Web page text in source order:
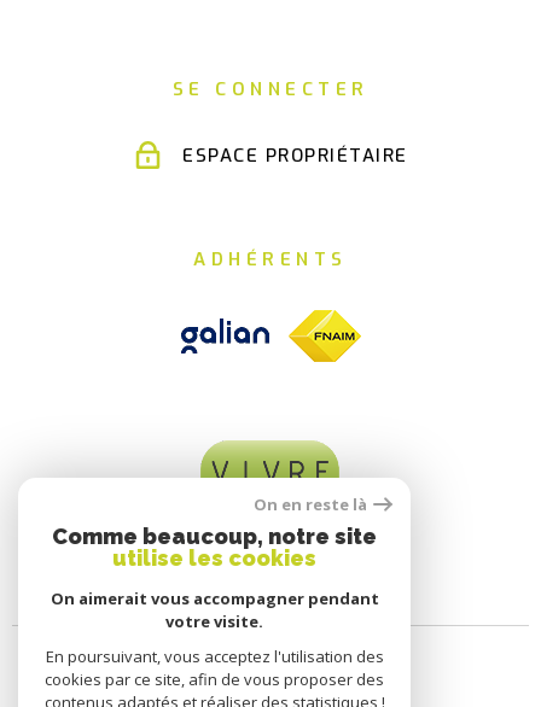
SE CONNECTER
ESPACE PROPRIÉTAIRE
ADHÉRENTS
On en reste là
Comme beaucoup, notre site
utilise les cookies
On aimerait vous accompagner pendant
votre visite.
En poursuivant, vous acceptez l'utilisation des
cookies par ce site, afin de vous proposer des
contenus adaptés et réaliser des statistiques !